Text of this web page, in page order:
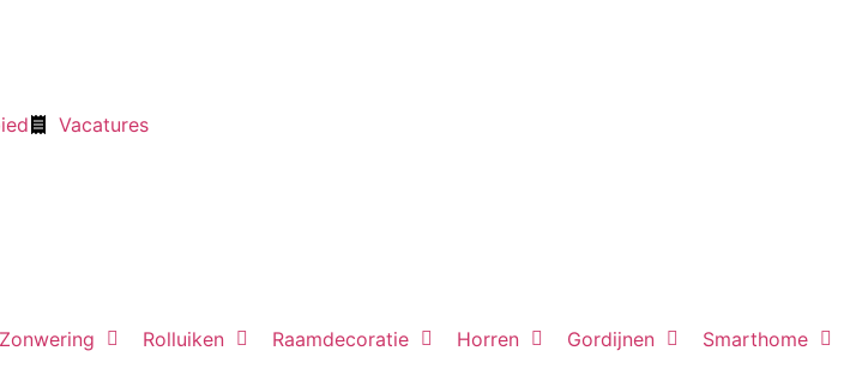
Vacatures
Zonwering Rolluiken Raamdecoratie Horren Gordijnen Smarthome